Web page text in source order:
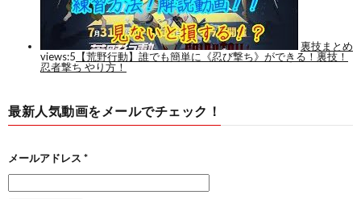
最新人気動画をメールでチェック！
メールアドレス *